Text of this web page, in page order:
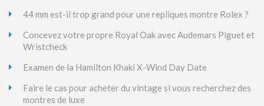
44 mm est-il trop grand pour une repliques montre Rolex ?
Concevez votre propre Royal Oak avec Audemars Piguet et
Wristcheck
Examen de la Hamilton Khaki X-Wind Day Date
Faire le cas pour acheter du vintage si vous recherchez des
montres de luxe